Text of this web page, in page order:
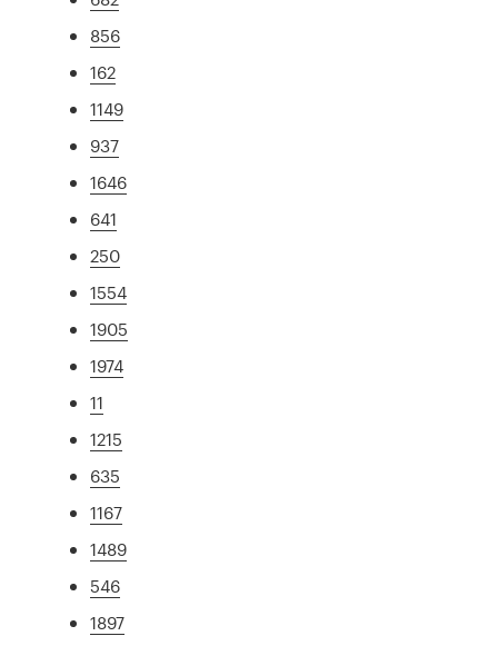
856
162
1149
937
1646
641
250
1554
1905
1974
11
1215
635
1167
1489
546
1897